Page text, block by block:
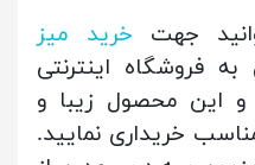
جهت خرید میز
فروشگاه اینترنتی
و این محصول زیبا و
خریداری نمایید.